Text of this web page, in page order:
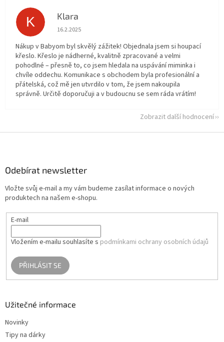
K Klara
Hodnocení obchodu je 5 z 5 hvězdiček.
16.2.2025
Nákup v Babyom byl skvělý zážitek! Objednala jsem si houpací
křeslo. Křeslo je nádherné, kvalitně zpracované a velmi
pohodlné – přesně to, co jsem hledala na uspávání miminka i
chvíle oddechu. Komunikace s obchodem byla profesionální a
přátelská, což mě jen utvrdilo v tom, že jsem nakoupila
správně. Určitě doporučuji a v budoucnu se sem ráda vrátím!
Zobrazit další hodnocení
Odebírat newsletter
Vložte svůj e-mail a my vám budeme zasílat informace o nových
produktech na našem e-shopu.
E-mail
Vložením e-mailu souhlasíte s podmínkami ochrany osobních údajů
PŘIHLÁSIT SE
Užitečné informace
Novinky
Tipy na dárky